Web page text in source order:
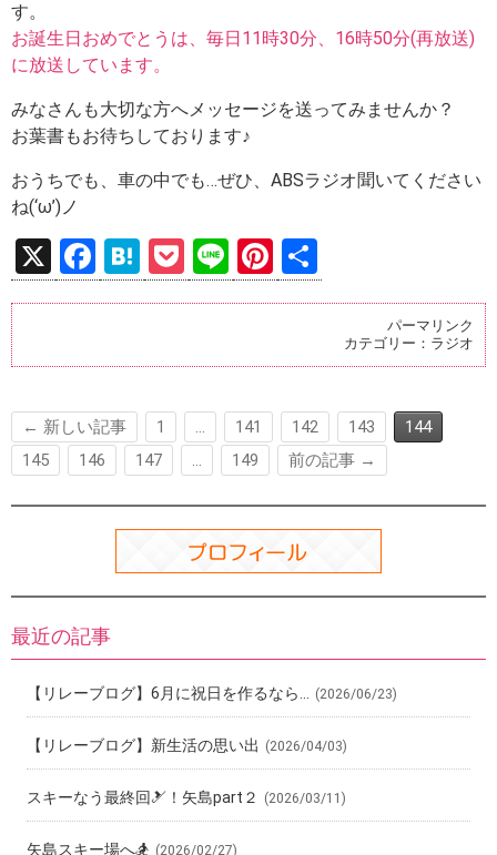
す。
お誕生日おめでとうは、毎日11時30分、16時50分(再放送)
に放送しています。
みなさんも大切な方へメッセージを送ってみませんか？
お葉書もお待ちしております♪
おうちでも、車の中でも…ぜひ、ABSラジオ聞いてください
ね(‘ω’)ノ
X
F
a
b
o
k
H
at
n
P
o
et
Li
n
Pi
nt
es
有
パーマリンク
カテゴリー： ラジオ
← 新しい記事 1 … 141 142 143
144
145
146 147 … 149 前の記事 →
最近の記事
【リレーブログ】6月に祝日を作るなら… (2026/06/23)
【リレーブログ】新生活の思い出 (2026/04/03)
スキーなう最終回🎿！矢島part２ (2026/03/11)
矢島スキー場へ🏂 (2026/02/27)